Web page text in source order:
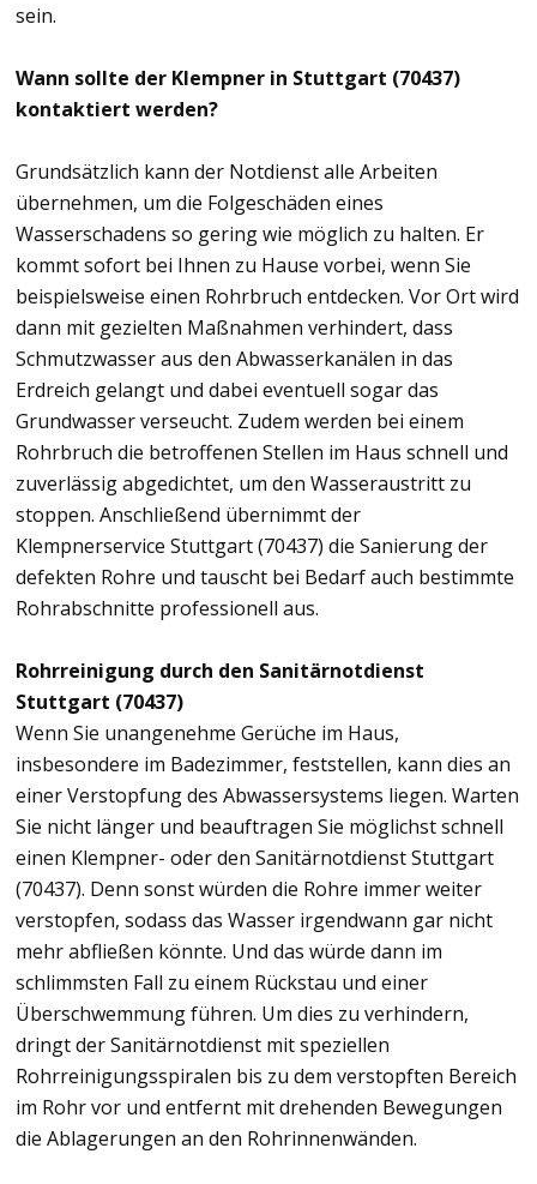
sein.
Wann sollte der Klempner in Stuttgart (70437)
kontaktiert werden?
Grundsätzlich kann der Notdienst alle Arbeiten
übernehmen, um die Folgeschäden eines
Wasserschadens so gering wie möglich zu halten. Er
kommt sofort bei Ihnen zu Hause vorbei, wenn Sie
beispielsweise einen Rohrbruch entdecken. Vor Ort wird
dann mit gezielten Maßnahmen verhindert, dass
Schmutzwasser aus den Abwasserkanälen in das
Erdreich gelangt und dabei eventuell sogar das
Grundwasser verseucht. Zudem werden bei einem
Rohrbruch die betroffenen Stellen im Haus schnell und
zuverlässig abgedichtet, um den Wasseraustritt zu
stoppen. Anschließend übernimmt der
Klempnerservice Stuttgart (70437) die Sanierung der
defekten Rohre und tauscht bei Bedarf auch bestimmte
Rohrabschnitte professionell aus.
Rohrreinigung durch den Sanitärnotdienst
Stuttgart (70437)
Wenn Sie unangenehme Gerüche im Haus,
insbesondere im Badezimmer, feststellen, kann dies an
einer Verstopfung des Abwassersystems liegen. Warten
Sie nicht länger und beauftragen Sie möglichst schnell
einen Klempner- oder den Sanitärnotdienst Stuttgart
(70437). Denn sonst würden die Rohre immer weiter
verstopfen, sodass das Wasser irgendwann gar nicht
mehr abfließen könnte. Und das würde dann im
schlimmsten Fall zu einem Rückstau und einer
Überschwemmung führen. Um dies zu verhindern,
dringt der Sanitärnotdienst mit speziellen
Rohrreinigungsspiralen bis zu dem verstopften Bereich
im Rohr vor und entfernt mit drehenden Bewegungen
die Ablagerungen an den Rohrinnenwänden.